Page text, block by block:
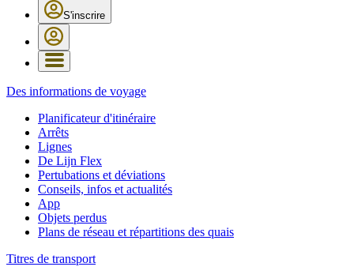
S'inscrire
Des informations de voyage
Planificateur d'itinéraire
Arrêts
Lignes
De Lijn Flex
Pertubations et déviations
Conseils, infos et actualités
App
Objets perdus
Plans de réseau et répartitions des quais
Titres de transport